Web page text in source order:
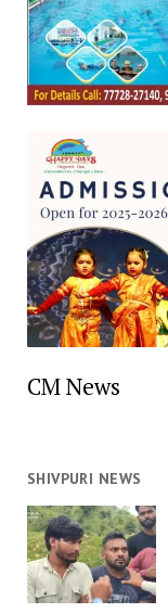
CM News
SHIVPURI NEWS